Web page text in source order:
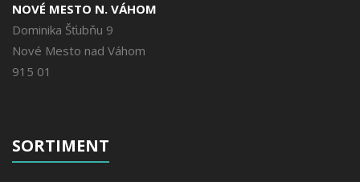
NOVÉ MESTO N. VÁHOM
Dominika Šťubňu 9
Nové Mesto nad Váhom
915 01
SORTIMENT